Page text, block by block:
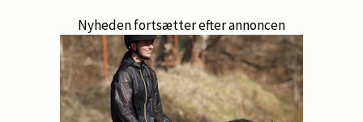
Nyheden fortsætter efter annoncen